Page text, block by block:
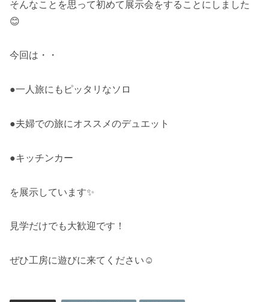
そんなことを思って初めて展示会をすることにしました
😊
今回は・・
●一人旅にもピッタリなソロ
●夫婦での旅にオススメのデュエット
●キッチンカー
を展示しています✨
見学だけでも大歓迎です！
ぜひ工房に遊びに来てください☺️